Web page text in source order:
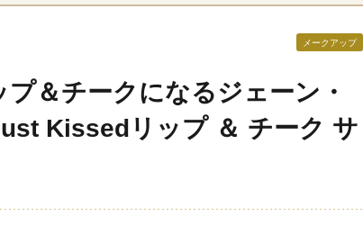
メークアップ
＆チークになるジェーン・
Kissedリップ ＆ チーク サ